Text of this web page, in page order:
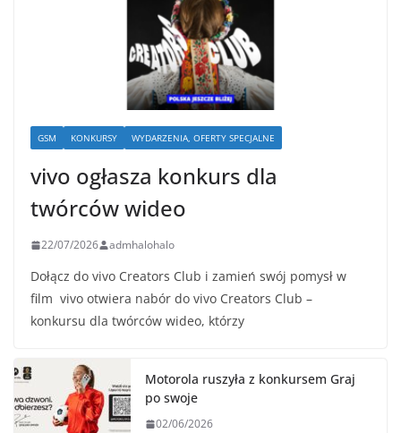
GSM KONKURSY WYDARZENIA, OFERTY SPECJALNE
vivo ogłasza konkurs dla
twórców wideo
22/07/2026 admhalohalo
Dołącz do vivo Creators Club i zamień swój pomysł w
film vivo otwiera nabór do vivo Creators Club –
konkursu dla twórców wideo, którzy
Motorola ruszyła z konkursem Graj
po swoje
02/06/2026